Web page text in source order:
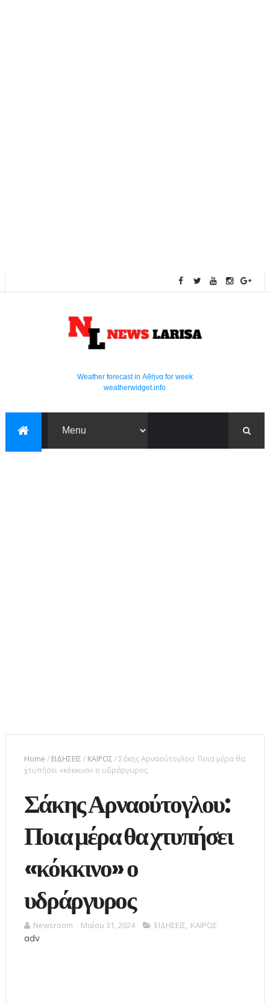
Weather forecast in Αθήνα for week
weatherwidget.info
Home / ΕΙΔΗΣΕΙΣ / ΚΑΙΡΟΣ /Σάκης Αρναούτογλου: Ποια μέρα θα
χτυπήσει «κόκκινο» ο υδράργυρος
Σάκης Αρναούτογλου:
Ποια μέρα θα χτυπήσει
«κόκκινο» ο
υδράργυρος
Newsroom Μαΐου 31, 2024 ΕΙΔΗΣΕΙΣ, ΚΑΙΡΟΣ
adv